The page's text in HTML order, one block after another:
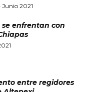
Junio 2021
enfrentan con
entre regidores